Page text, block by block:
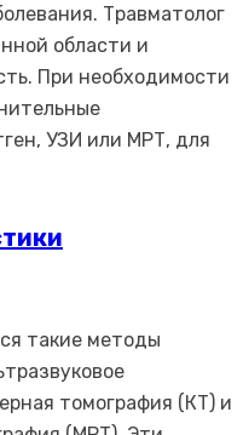
Травматолог
области и
При необходимости
УЗИ или МРТ, для
такие методы
томография (КТ) и